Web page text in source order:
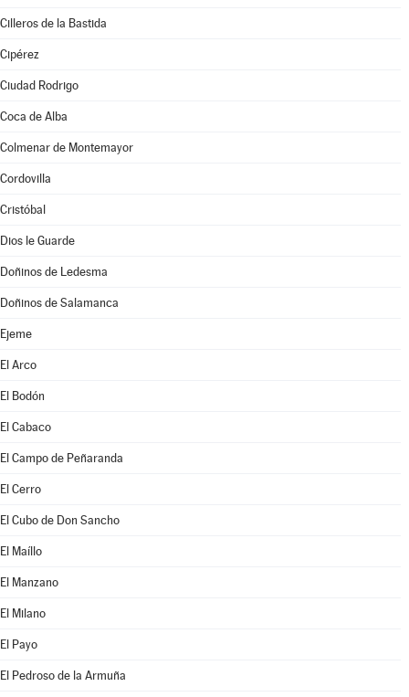
Cilleros de la Bastida
Cipérez
Ciudad Rodrigo
Coca de Alba
Colmenar de Montemayor
Cordovilla
Cristóbal
Dios le Guarde
Doñinos de Ledesma
Doñinos de Salamanca
Ejeme
El Arco
El Bodón
El Cabaco
El Campo de Peñaranda
El Cerro
El Cubo de Don Sancho
El Maíllo
El Manzano
El Milano
El Payo
El Pedroso de la Armuña